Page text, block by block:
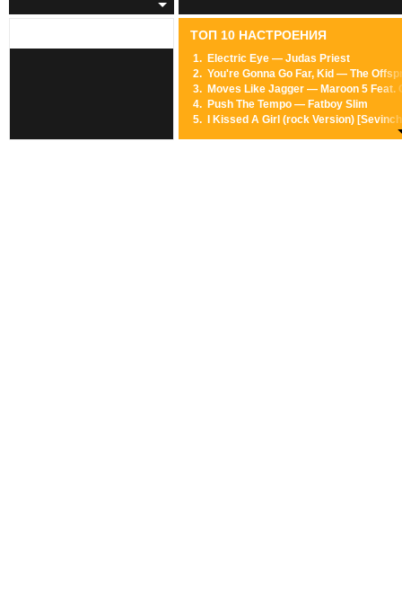
71% 12. Feel Good Inc.
74% 14. Hunter Of Stars — Sebalter
66% 15. Sofia — Alvaro Soler
52% 16. Nova Zembla (Armin Van
ТОП 10 НАСТРОЕНИЯ
1. Electric Eye — Judas Priest
2. You're Gonna Go Far, Kid — The
3. Moves Like Jagger — Maroon 5 Feat.
4. Push The Tempo — Fatboy Slim
5.
I Kissed A Girl (rock Version)
Pretty Fly (For A White Guy) —